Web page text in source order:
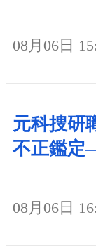
08月06日
元科捜研
不正鑑定
08月06日